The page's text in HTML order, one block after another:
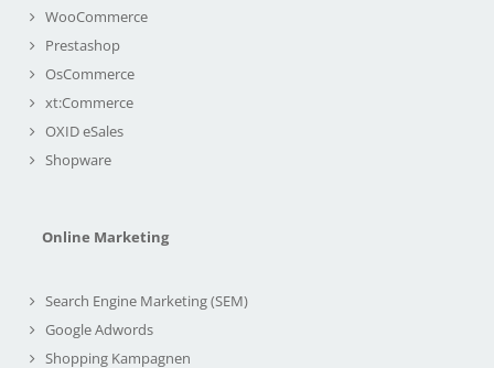
WooCommerce
Prestashop
OsCommerce
xt:Commerce
OXID eSales
Shopware
Online Marketing
Search Engine Marketing (SEM)
Google Adwords
Shopping Kampagnen